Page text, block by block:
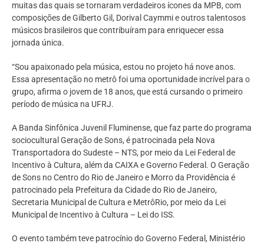
muitas das quais se tornaram verdadeiros ícones da MPB, com
composições de Gilberto Gil, Dorival Caymmi e outros talentosos
músicos brasileiros que contribuíram para enriquecer essa
jornada única.
“Sou apaixonado pela música, estou no projeto há nove anos.
Essa apresentação no metrô foi uma oportunidade incrível para o
grupo, afirma o jovem de 18 anos, que está cursando o primeiro
período de música na UFRJ.
A Banda Sinfônica Juvenil Fluminense, que faz parte do programa
sociocultural Geração de Sons, é patrocinada pela Nova
Transportadora do Sudeste – NTS, por meio da Lei Federal de
Incentivo à Cultura, além da CAIXA e Governo Federal. O Geração
de Sons no Centro do Rio de Janeiro e Morro da Providência é
patrocinado pela Prefeitura da Cidade do Rio de Janeiro,
Secretaria Municipal de Cultura e MetrôRio, por meio da Lei
Municipal de Incentivo à Cultura – Lei do ISS.
O evento também teve patrocínio do Governo Federal, Ministério